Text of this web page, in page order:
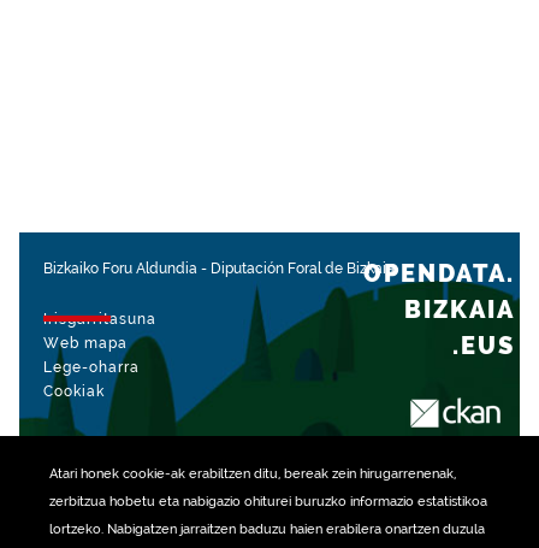
Atari honek cookie-ak erabiltzen ditu, bereak zein hirugarrenenak,
zerbitzua hobetu eta nabigazio ohiturei buruzko informazio estatistikoa
lortzeko. Nabigatzen jarraitzen baduzu haien erabilera onartzen duzula
Bizkaiko Foru Aldundia - Diputación Foral de Bizkaia
Irisgarritasuna
Web mapa
Lege-oharra
Cookiak
OPENDATA.
BIZKAIA
.EUS